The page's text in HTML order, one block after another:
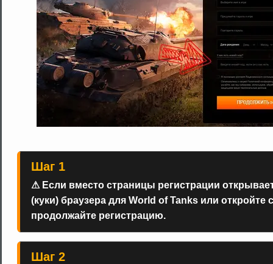
Шаг 1
⚠ Если вместо страницы регистрации
(куки) браузера для World of Tanks или откройте
продолжайте регистрацию.
Шаг 2